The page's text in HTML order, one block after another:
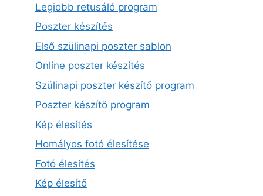
Legjobb retusáló program
Poszter készítés
Első szülinapi poszter sablon
Online poszter készítés
Szülinapi poszter készítő program
Poszter készítő program
Kép élesítés
Homályos fotó élesítése
Fotó élesítés
Kép élesítő